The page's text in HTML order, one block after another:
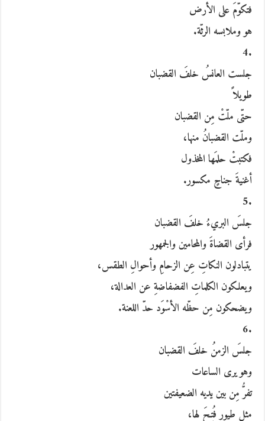
فتكوّمَ على الأرض
هو وملابسه الرثّة.
.4
جلست العانسُ خلفَ القضبان
طويلاً
حتّى ملّتْ مِن القضبان
وملّت القضبانُ منها،
فكتبتْ حلمَها المخذول
أغنيةَ جناحٍ مكسور.
.5
جلسَ البريءُ خلفَ القضبان
فرأى القضاةَ والمحامين والجمهور
يتبادلون النكاتِ عِن الزحامِ وأحوالِ الطقس،
ويعلكون الكلماتِ الفضفاضةِ عن العدالة،
ويضحكون مِن حظّه الأسْوَد حدّ اللعنة.
.6
جلسَ الزمنُ خلفَ القضبان
وهو يرى الساعات
تفرُّ مِن بين يديه الضعيفتين
مثل طيورٍ فُتِحَ لها،